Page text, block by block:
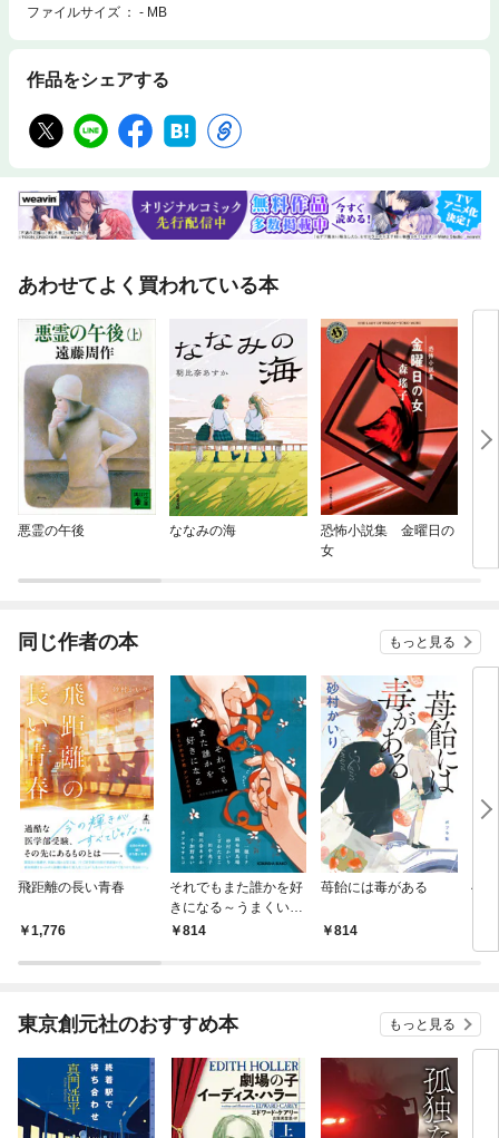
ファイルサイズ
- MB
作品をシェアする
あわせてよく買われている本
悪霊の午後 ななみの海
恐怖小説集 金曜日の
女
同じ作者の本 もっと見る
飛距離の長い青春
1,776
それでもまた誰かを好
きになる～うまくいか
ない恋 アンソロジー
814
苺飴には毒がある
814
へ
東京創元社のおすすめ本 もっと見る